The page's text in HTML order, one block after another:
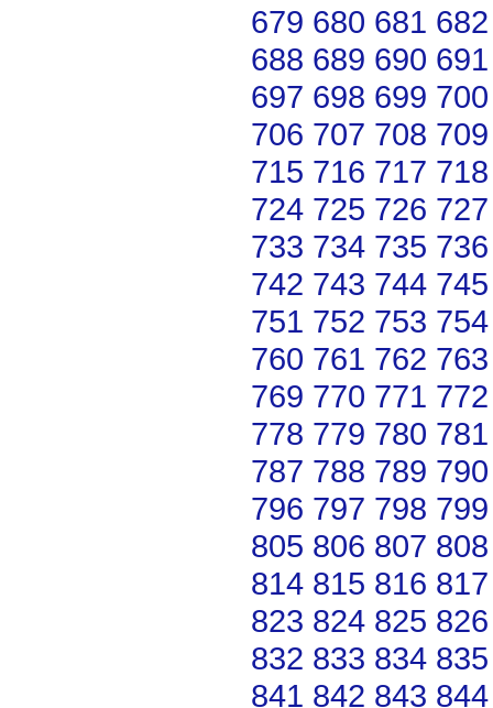
679 680 681 682
688 689 690 691
697 698 699 700
706 707 708 709
715 716 717 718
724 725 726 727
733 734 735 736
742 743 744 745
751 752 753 754
760 761 762 763
769 770 771 772
778 779 780 781
787 788 789 790
796 797 798 799
805 806 807 808
814 815 816 817
823 824 825 826
832 833 834 835
841 842 843 844